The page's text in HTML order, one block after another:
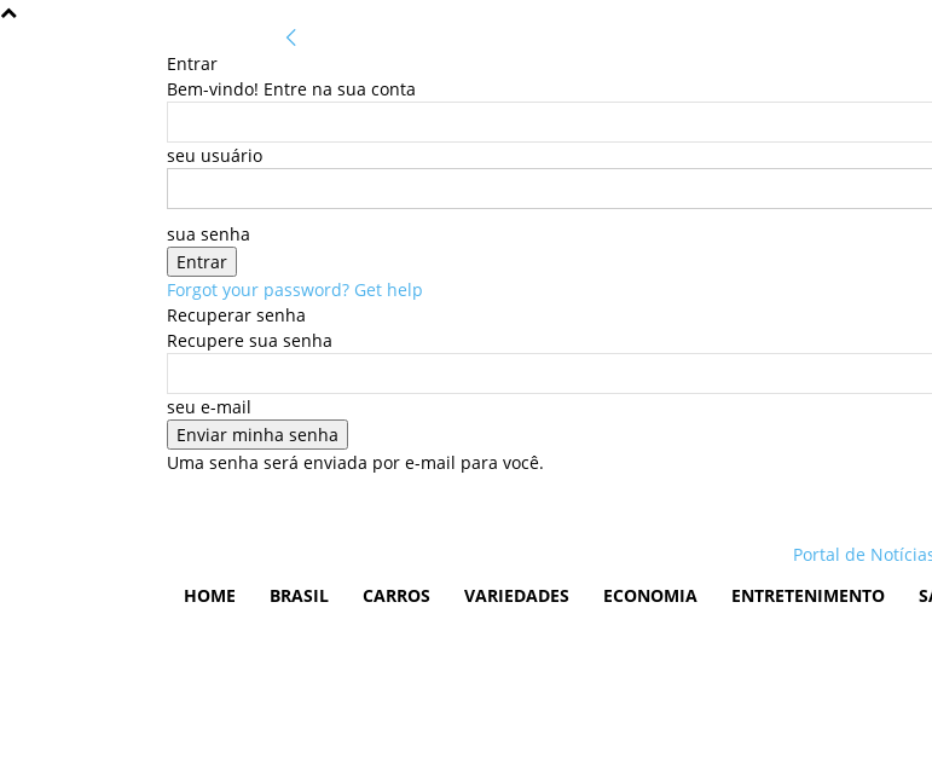
Entrar
Bem-vindo! Entre na sua conta
seu usuário
sua senha
Forgot your password? Get help
Recuperar senha
Recupere sua senha
seu e-mail
Uma senha será enviada por e-mail para você.
Portal de
HOME
BRASIL CARROS VARIEDADES ECONOMIA ENTRETENIMENTO